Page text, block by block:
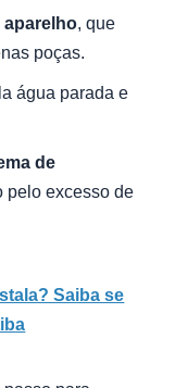
, que
poças.
água parada e
de
pelo excesso de
Saiba se